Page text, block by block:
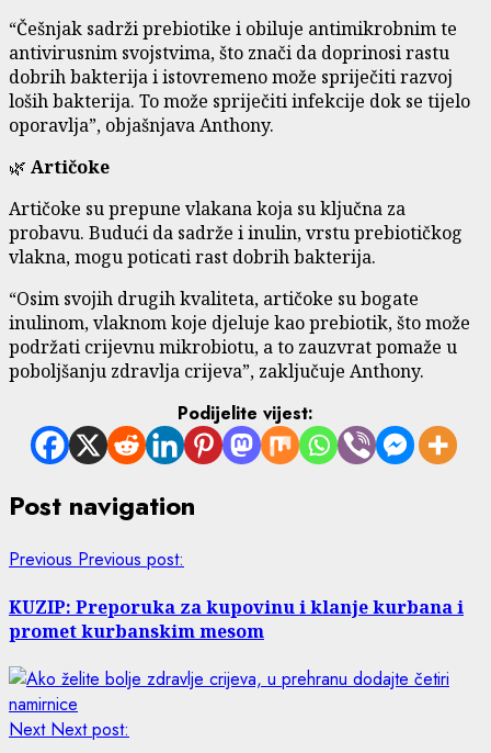
“Češnjak sadrži prebiotike i obiluje antimikrobnim te
antivirusnim svojstvima, što znači da doprinosi rastu
dobrih bakterija i istovremeno može spriječiti razvoj
loših bakterija. To može spriječiti infekcije dok se tijelo
oporavlja”, objašnjava Anthony.
🌿 Artičoke
Artičoke su prepune vlakana koja su ključna za
probavu. Budući da sadrže i inulin, vrstu prebiotičkog
vlakna, mogu poticati rast dobrih bakterija.
“Osim svojih drugih kvaliteta, artičoke su bogate
inulinom, vlaknom koje djeluje kao prebiotik, što može
podržati crijevnu mikrobiotu, a to zauzvrat pomaže u
poboljšanju zdravlja crijeva”, zaključuje Anthony.
Podijelite vijest:
Post navigation
Previous Previous post:
KUZIP: Preporuka za kupovinu i klanje kurbana i
promet kurbanskim mesom
Next Next post: